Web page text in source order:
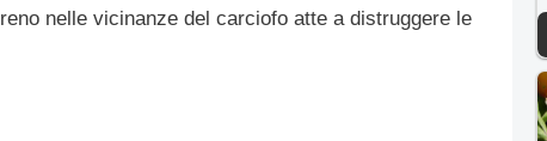
nelle vicinanze del carciofo atte a distruggere le